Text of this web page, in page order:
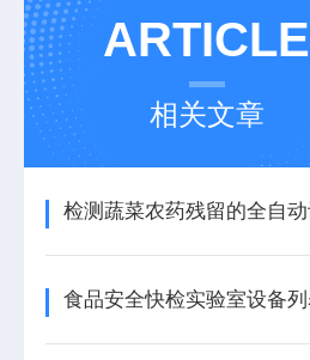
ARTICLE
相关文章